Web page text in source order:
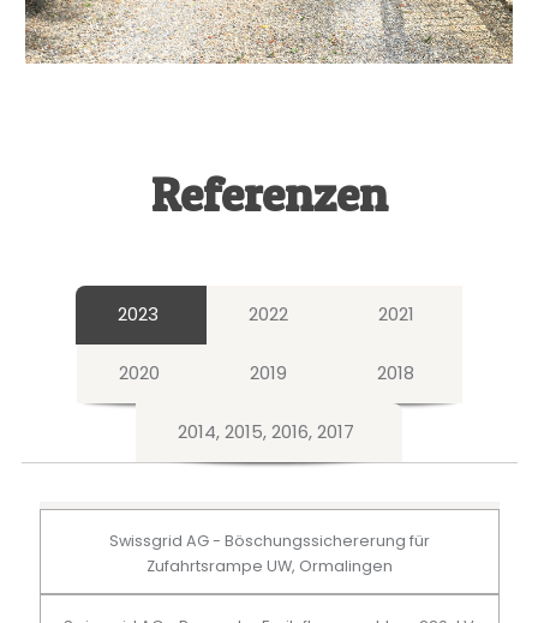
Referenzen
2023 2022 2021
2020 2019 2018
2014, 2015, 2016, 2017
Swissgrid AG - Böschungssichererung für
Zufahrtsrampe UW, Ormalingen